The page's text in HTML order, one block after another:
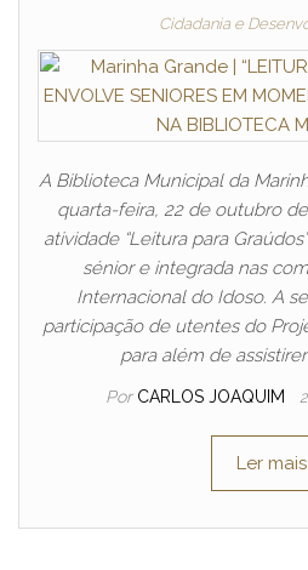
Cidadania e
A Biblioteca Municipal da
quarta-feira, 22 de outubro
atividade “Leitura para
sénior e integrada nas
Internacional do Idoso. A
participação de utentes do
para além de
Por CARLOS JOAQUIM
Ler mais